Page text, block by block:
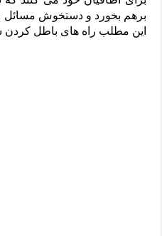
برهم بخورد و دستخوش مسائل و
این مطلب راه های باطل کردن